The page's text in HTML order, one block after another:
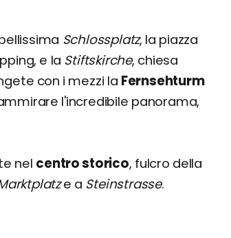
Schlossplatz, la piazza
e la Stiftskirche, chiesa
con i mezzi la Fernsehturm
l'incredibile panorama,
nel centro storico, fulcro della
e a Steinstrasse.